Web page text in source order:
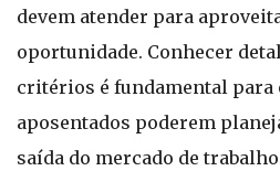
devem atender para
oportunidade. Conhecer
critérios é fundamental para
aposentados poderem
saída do mercado de